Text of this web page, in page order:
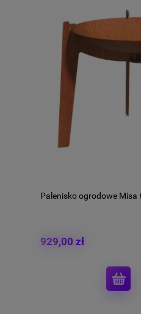
Palenisko ogrodowe Misa
929,00 zł